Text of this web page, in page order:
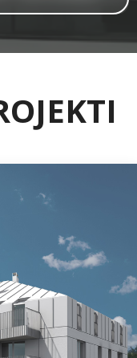
Ilidža
Ilidža, u blizini
i regionalnih
objekat „Bijeli